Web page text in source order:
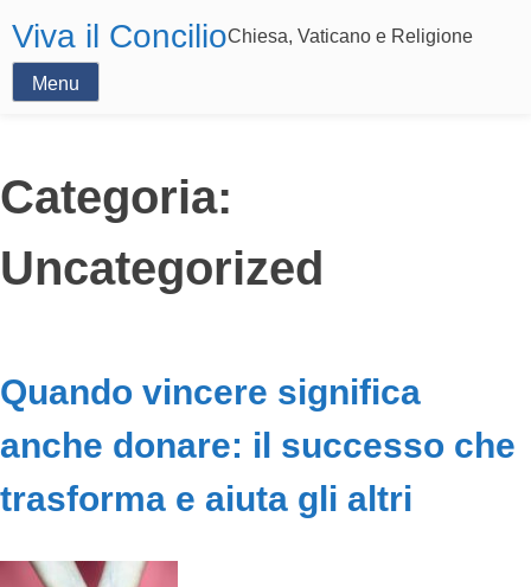
Viva il ConcilioChiesa, Vaticano e Religione
Menu
Categoria:
Uncategorized
Quando vincere significa
anche donare: il successo che
trasforma e aiuta gli altri